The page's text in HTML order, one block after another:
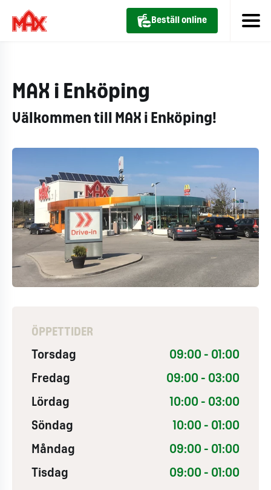
Beställ online
MAX i Enköping
Välkommen till MAX i Enköping!
ÖPPETTIDER
Torsdag 09:00 - 01:00
Fredag 09:00 - 03:00
Lördag 10:00 - 03:00
Söndag 10:00 - 01:00
Måndag 09:00 - 01:00
Tisdag 09:00 - 01:00